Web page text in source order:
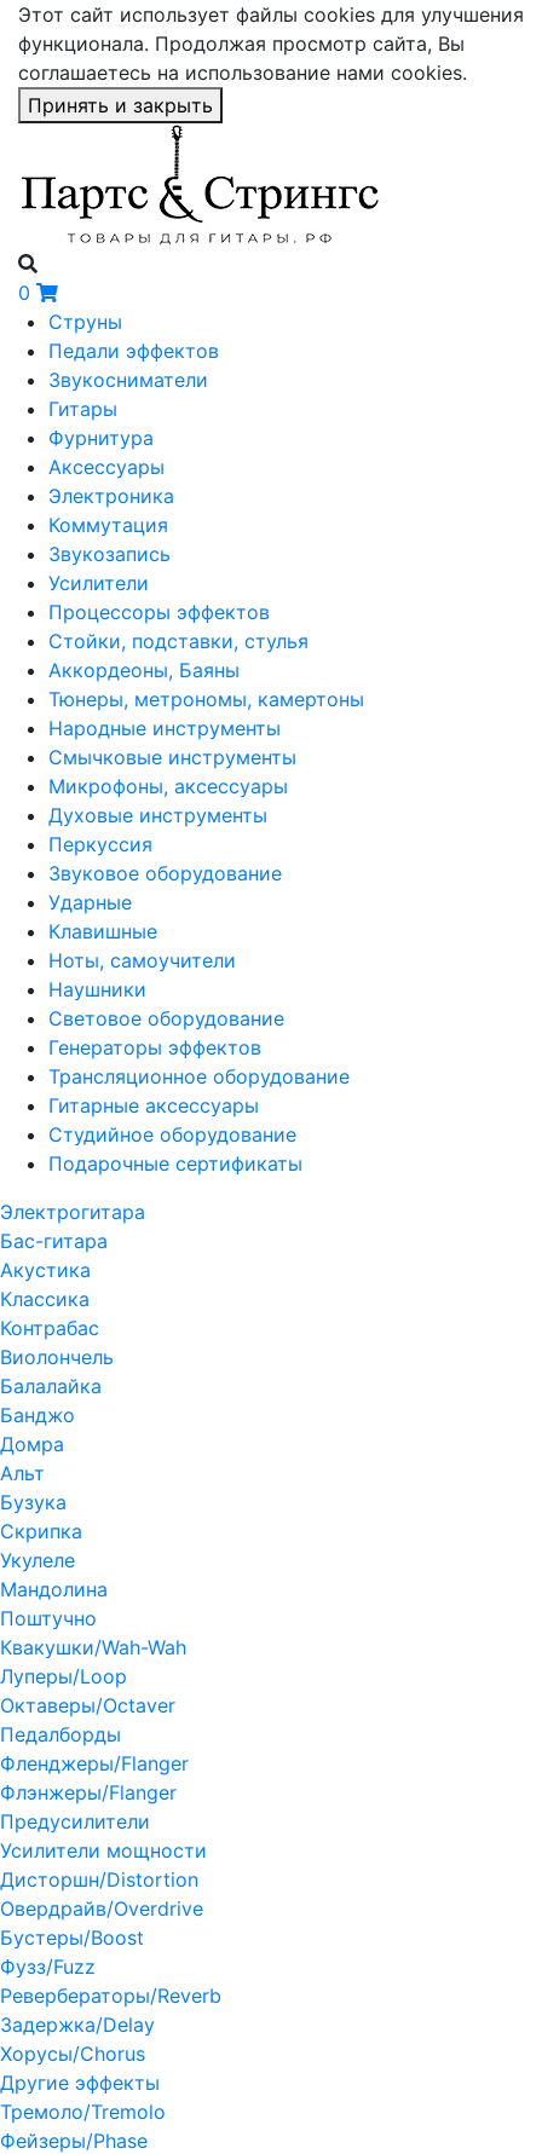
Этот сайт использует файлы cookies для улучшения
функционала. Продолжая просмотр сайта, Вы
соглашаетесь на использование нами cookies.
Принять и закрыть
0
Струны
Педали эффектов
Звукосниматели
Гитары
Фурнитура
Аксессуары
Электроника
Коммутация
Звукозапись
Усилители
Процессоры эффектов
Стойки, подставки, стулья
Аккордеоны, Баяны
Тюнеры, метрономы, камертоны
Народные инструменты
Смычковые инструменты
Микрофоны, аксессуары
Духовые инструменты
Перкуссия
Звуковое оборудование
Ударные
Клавишные
Ноты, самоучители
Наушники
Световое оборудование
Генераторы эффектов
Трансляционное оборудование
Гитарные аксессуары
Студийное оборудование
Подарочные сертификаты
Электрогитара
Бас-гитара
Акустика
Классика
Контрабас
Виолончель
Балалайка
Банджо
Домра
Альт
Бузука
Скрипка
Укулеле
Мандолина
Поштучно
Квакушки/Wah-Wah
Луперы/Loop
Октаверы/Octaver
Педалборды
Фленджеры/Flanger
Флэнжеры/Flanger
Предусилители
Усилители мощности
Дисторшн/Distortion
Овердрайв/Overdrive
Бустеры/Boost
Фузз/Fuzz
Ревербераторы/Reverb
Задержка/Delay
Хорусы/Chorus
Другие эффекты
Тремоло/Tremolo
Фейзеры/Phase